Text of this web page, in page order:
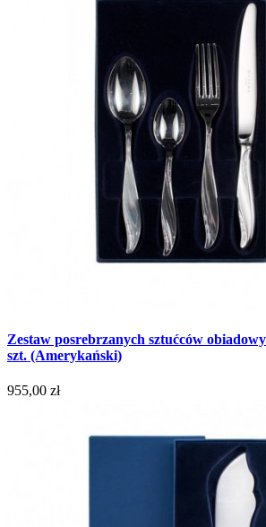
Zestaw posrebrzanych sztućców
szt. (Amerykański)
955,00 zł